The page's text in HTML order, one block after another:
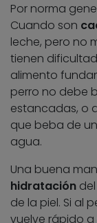
Por norma
Cuando son
leche, pero no
tienen
alimento
perro no debe
estancadas, o
que beba de
agua.
Una buena
hidratación
de la piel. Si al
vuelve rápido